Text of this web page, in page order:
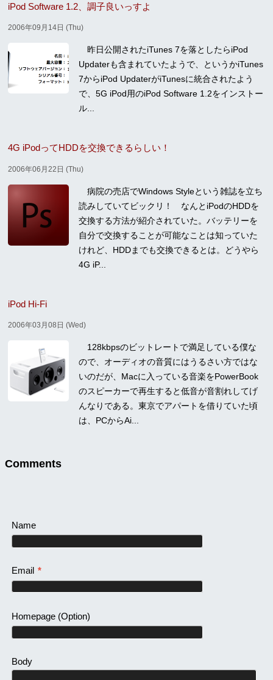
iPod Software 1.2、調子良いっすよ
2006年09月14日 (Thu)
昨日公開されたiTunes 7を落としたらiPod
Updaterも含まれていたようで、というかiTunes
7からiPod UpdaterがiTunesに統合されたよう
で、5G iPod用のiPod Software 1.2をインストー
ル...
4G iPodってHDDを交換できるらしい！
2006年06月22日 (Thu)
病院の売店でWindows Styleという雑誌を立ち
読みしていてビックリ！ なんとiPodのHDDを
交換する方法が紹介されていた。バッテリーを
自分で交換することが可能なことは知っていた
けれど、HDDまでも交換できるとは。どうやら
4G iP...
iPod Hi-Fi
2006年03月08日 (Wed)
128kbpsのビットレートで満足している僕な
ので、オーディオの音質にはうるさい方ではな
いのだが、Macに入っている音楽をPowerBook
のスピーカーで再生すると低音が音割れしてげ
んなりである。東京でアパートを借りていた頃
は、PCからAi...
Comments
Name
Email *
Homepage(Option)
Body